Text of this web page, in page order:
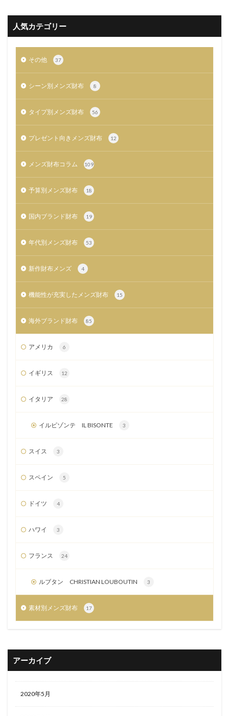
人気カテゴリー
その他 37
シーン別メンズ財布 8
タイプ別メンズ財布 56
プレゼント向きメンズ財布 12
メンズ財布コラム 109
予算別メンズ財布 18
国内ブランド財布 19
年代別メンズ財布 53
新作財布メンズ 4
機能性が充実したメンズ財布 15
海外ブランド財布 85
アメリカ 6
イギリス 12
イタリア 28
イルビゾンテ IL BISONTE 3
スイス 3
スペイン 5
ドイツ 4
ハワイ 3
フランス 24
ルブタン CHRISTIAN LOUBOUTIN 3
素材別メンズ財布 17
アーカイブ
2020年5月